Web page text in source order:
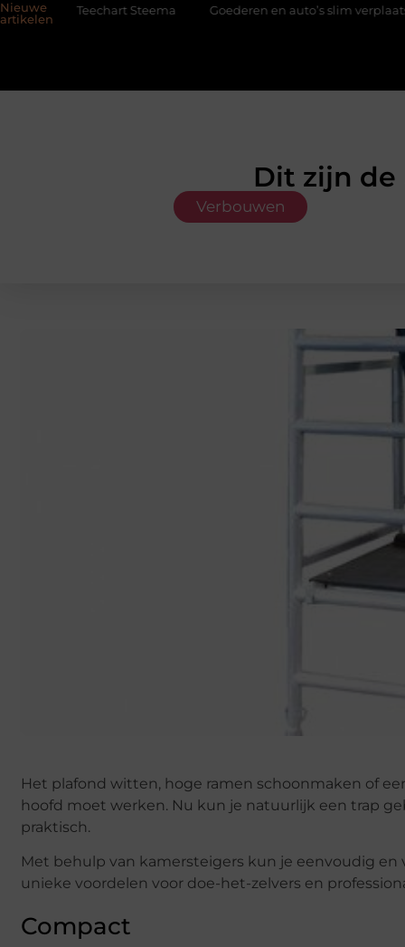
Nieuwe
artikelen
Steema Goederen en auto’s slim verplaatsen met
Dit zijn de
Verbouwen
Het plafond witten, hoge ramen schoonmaken of
hoofd moet werken. Nu kun je natuurlijk een trap
praktisch.
Met behulp van kamersteigers kun je eenvoudig
unieke voordelen voor doe-het-zelvers en
Compact